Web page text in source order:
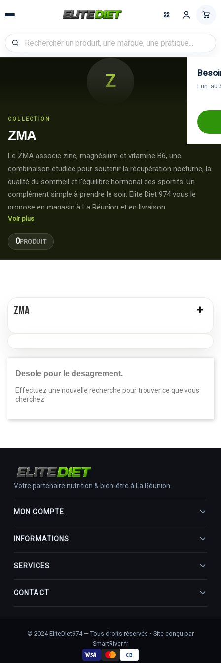
Recherche
Lun. au
COLLECTION
ZMA
Le ZMA associe zinc, magnésium et vitamine B6, une
combinaison étudiée pour soutenir la récupération nocturne, la
qualité du sommeil et l'équilibre hormonal des sportifs. Un
complément simple à prendre le soir. Elite Diet 974 vous le
propose en magasin à La Réunion et en livraison.
Voir plus
0PRODUIT
Z
ZMA
Desole pour le desagrement.
Effectuez une nouvelle recherche pour trouver ce que vous
cherchez.
Votre partenaire nutrition & bien-être à La Réunion.
MON COMPTE
Mes commandes
INFORMATIONS
Mentions légales
SERVICES
Retours
CONTACT
© 2024 EliteDiet974 — Tous droits réservés • Site conçu par
SmartRiver.fr
CB